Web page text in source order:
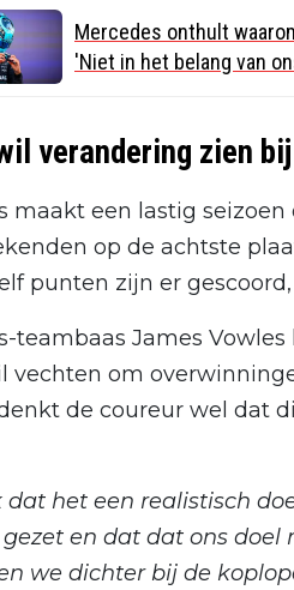
Mercedes onthult
'Niet in het belang van
verandering zien
maakt een lastig seizoen
op de achtste
punten zijn er
teambaas James
vechten om
de coureur wel dat
dat het een realistisch
en dat dat ons
we dichter bij de